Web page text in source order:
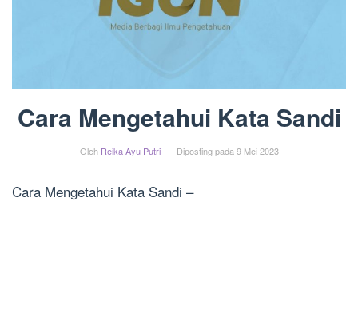
Cara Mengetahui Kata Sandi
Oleh Reika Ayu Putri Diposting pada 9 Mei 2023
Cara Mengetahui Kata Sandi –